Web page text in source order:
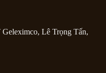
Lê Trọng Tấn,